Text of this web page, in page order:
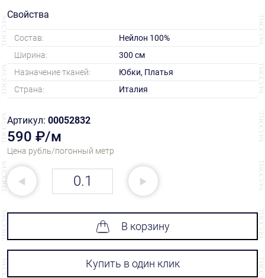
Свойства
Состав:
Нейлон 100%
Ширина:
300 см
Назначение тканей:
Юбки, Платья
Страна:
Италия
Артикул: 00052832
590 ₽/м
Цена рубль/погонный метр
В корзину
Купить в один клик